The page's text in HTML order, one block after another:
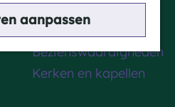
aanpassen
Cultuur
Streekverhaal
Bezienswaardigheden
Kerken en kapellen